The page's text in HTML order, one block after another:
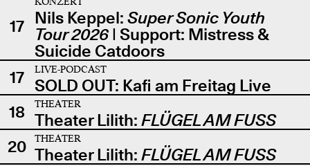
17 Nils Keppel: Super Sonic Youth
Tour 2026| Support: Mistress &
Suicide Catdoors
17
LIVE-PODCAST
SOLD OUT: Kafi am Freitag Live
18
THEATER
Theater Lilith: FLÜGEL AM FUSS
20
THEATER
Theater Lilith: FLÜGEL AM FUSS